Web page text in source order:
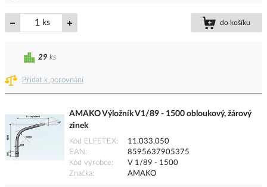
ks do košíku
Přidat k porovnání
29 ks
AMAKO Výložník V1/89 - 1500 obloukový, žárový
zinek
Kód ELFETEX
11.033.050
EAN
8595637905375
Kód výrobce
V 1/89 - 1500
Značka
AMAKO